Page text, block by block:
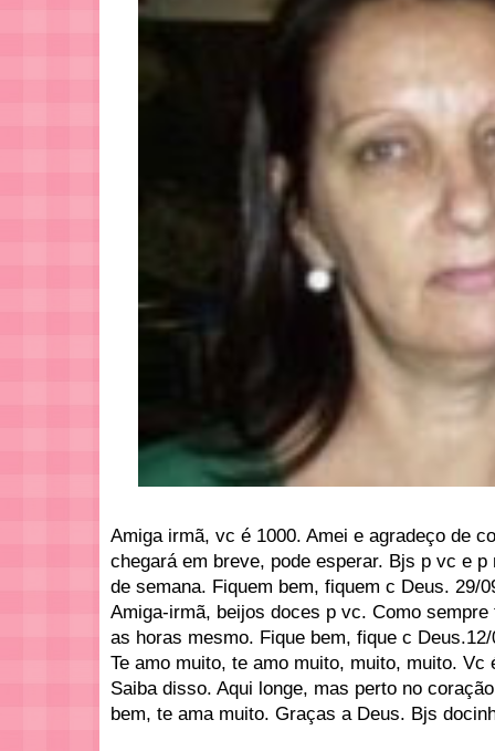
Amiga irmã, vc é 1000. Amei e agradeço de
chegará em breve, pode esperar. Bjs p vc e
de semana. Fiquem bem, fiquem c Deus. 29/
Amiga-irmã, beijos doces p vc. Como
as horas mesmo. Fique bem, fique c Deus.12/
Te amo muito, te amo muito, muito, muito. Vc
Saiba disso. Aqui longe, mas perto no
bem, te ama muito. Graças a Deus. Bjs